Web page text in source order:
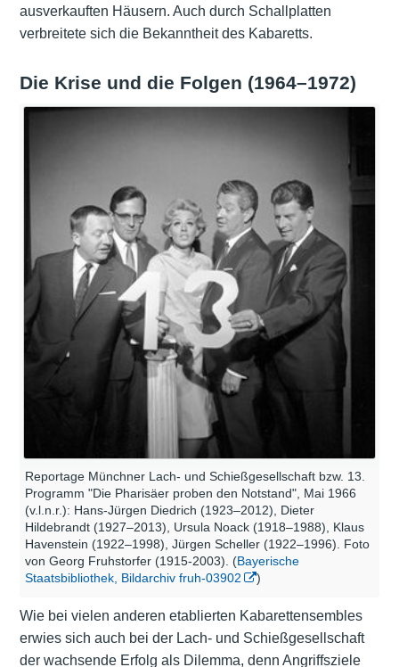
ausverkauften Häusern. Auch durch Schallplatten
verbreitete sich die Bekanntheit des Kabaretts.
Die Krise und die Folgen (1964–1972)
Reportage Münchner Lach- und Schießgesellschaft bzw. 13.
Programm "Die Pharisäer proben den Notstand", Mai 1966
(v.l.n.r.): Hans-Jürgen Diedrich (1923–2012), Dieter
Hildebrandt (1927–2013), Ursula Noack (1918–1988), Klaus
Havenstein (1922–1998), Jürgen Scheller (1922–1996). Foto
von Georg Fruhstorfer (1915-2003). (Bayerische
Staatsbibliothek, Bildarchiv fruh-03902
)
Wie bei vielen anderen etablierten Kabarettensembles
erwies sich auch bei der Lach- und Schießgesellschaft
der wachsende Erfolg als Dilemma, denn Angriffsziele